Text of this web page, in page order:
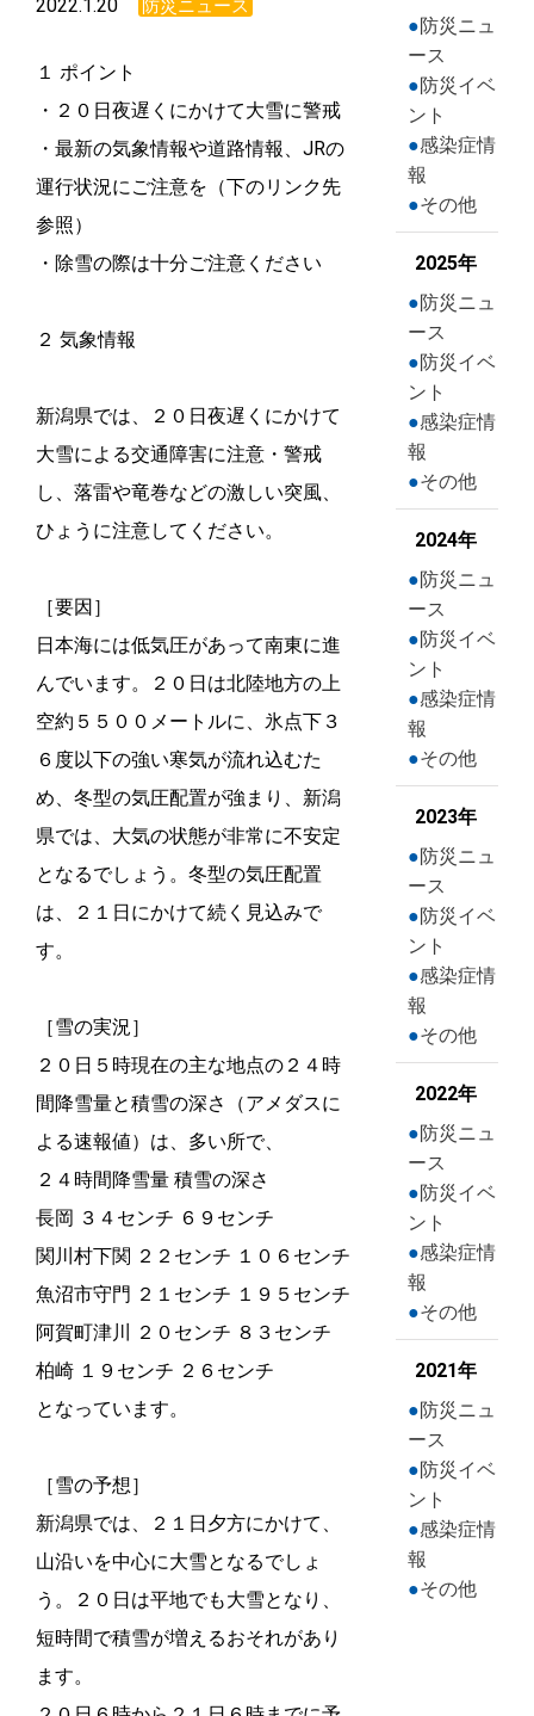
2022.1.20 防災ニュース
１ ポイント
・２０日夜遅くにかけて大雪に警戒
・最新の気象情報や道路情報、JRの
運行状況にご注意を（下のリンク先
参照）
・除雪の際は十分ご注意ください
２ 気象情報
新潟県では、２０日夜遅くにかけて
大雪による交通障害に注意・警戒
し、落雷や竜巻などの激しい突風、
ひょうに注意してください。
［要因］
日本海には低気圧があって南東に進
んでいます。２０日は北陸地方の上
空約５５００メートルに、氷点下３
６度以下の強い寒気が流れ込むた
め、冬型の気圧配置が強まり、新潟
県では、大気の状態が非常に不安定
となるでしょう。冬型の気圧配置
は、２１日にかけて続く見込みで
す。
［雪の実況］
２０日５時現在の主な地点の２４時
間降雪量と積雪の深さ（アメダスに
よる速報値）は、多い所で、
２４時間降雪量 積雪の深さ
長岡 ３４センチ ６９センチ
関川村下関 ２２センチ １０６センチ
魚沼市守門 ２１センチ １９５センチ
阿賀町津川 ２０センチ ８３センチ
柏崎 １９センチ ２６センチ
となっています。
［雪の予想］
新潟県では、２１日夕方にかけて、
山沿いを中心に大雪となるでしょ
う。２０日は平地でも大雪となり、
短時間で積雪が増えるおそれがあり
ます。
防災ニュ
ース
防災イベ
ント
感染症情
報
その他
2025年
防災ニュ
ース
防災イベ
ント
感染症情
報
その他
2024年
防災ニュ
ース
防災イベ
ント
感染症情
報
その他
2023年
防災ニュ
ース
防災イベ
ント
感染症情
報
その他
2022年
防災ニュ
ース
防災イベ
ント
感染症情
報
その他
2021年
防災ニュ
ース
防災イベ
ント
感染症情
報
その他